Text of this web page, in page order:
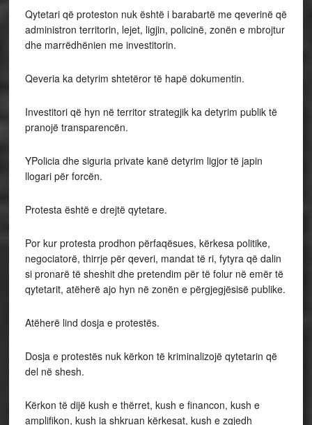
Qytetari që proteston nuk është i barabartë me qeverinë që
administron territorin, lejet, ligjin, policinë, zonën e mbrojtur
dhe marrëdhënien me investitorin.
Qeveria ka detyrim shtetëror të hapë dokumentin.
Investitori që hyn në territor strategjik ka detyrim publik të
pranojë transparencën.
YPolicia dhe siguria private kanë detyrim ligjor të japin
llogari për forcën.
Protesta është e drejtë qytetare.
Por kur protesta prodhon përfaqësues, kërkesa politike,
negociatorë, thirrje për qeveri, mandat të ri, fytyra që dalin
si pronarë të sheshit dhe pretendim për të folur në emër të
qytetarit, atëherë ajo hyn në zonën e përgjegjësisë publike.
Atëherë lind dosja e protestës.
Dosja e protestës nuk kërkon të kriminalizojë qytetarin që
del në shesh.
Kërkon të dijë kush e thërret, kush e financon, kush e
amplifikon, kush ia shkruan kërkesat, kush e zgjedh